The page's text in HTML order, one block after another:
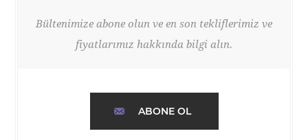
Bültenimize abone olun ve en son tekliflerimiz ve
fiyatlarımız hakkında bilgi alın.
ABONE OL